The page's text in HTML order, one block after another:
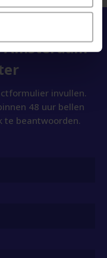
invullen.
48 uur bellen
te beantwoorden.